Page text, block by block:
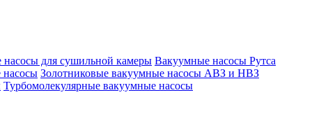
для сушильной камеры Вакуумные насосы Рутса
Золотниковые вакуумные насосы АВЗ и НВЗ
Турбомолекулярные вакуумные насосы